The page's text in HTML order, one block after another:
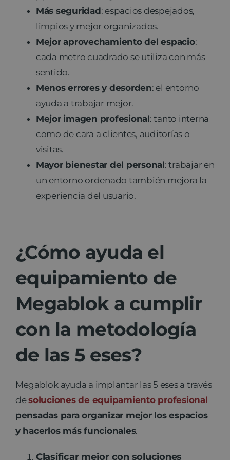
Más seguridad: espacios despejados,
limpios y mejor organizados.
Mejor aprovechamiento del espacio:
cada metro cuadrado se utiliza con más
sentido.
Menos errores y desorden: el entorno
ayuda a trabajar mejor.
Mejor imagen profesional: tanto interna
como de cara a clientes, auditorías o
visitas.
Mayor bienestar del personal: trabajar en
un entorno ordenado también mejora la
experiencia del usuario.
¿Cómo ayuda el
equipamiento de
Megablok a cumplir
con la metodología
de las 5 eses?
Megablok ayuda a implantar las 5 eses a través
desoluciones de equipamiento profesional
pensadas para organizar mejor los espacios
y hacerlos más funcionales.
Clasificar mejor con soluciones